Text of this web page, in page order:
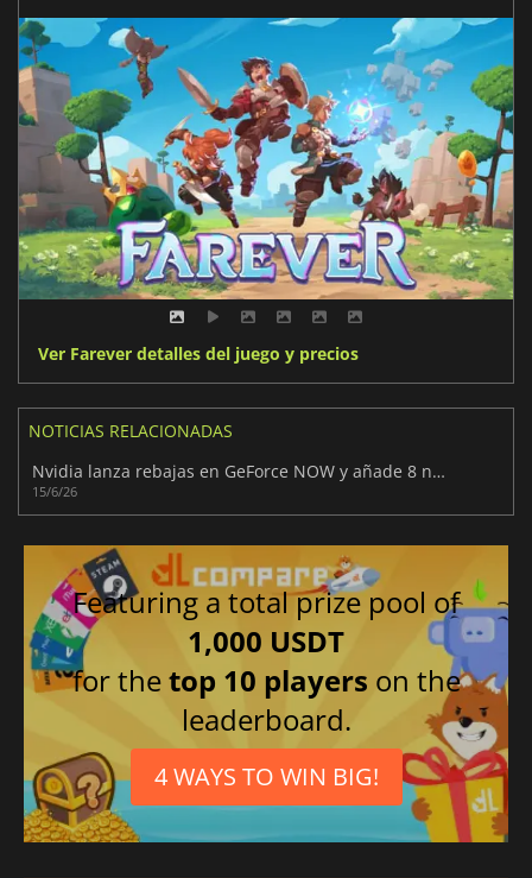
Ver Farever detalles del juego y precios
NOTICIAS RELACIONADAS
Nvidia lanza rebajas en GeForce NOW y añade 8 nuevos juegos
15/6/26
Featuring a total prize pool of
1,000 USDT
for thetop 10 players on the
leaderboard.
4 WAYS TO WIN BIG!